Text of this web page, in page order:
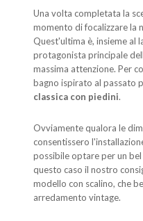
Una volta completata la
momento di focalizzare la
Quest'ultima è, insieme al
protagonista principale
massima attenzione. Per
bagno ispirato al passato
classica con piedini.
Ovviamente qualora le
consentissero
possibile optare per un
questo caso il nostro
modello con scalino, che
arredamento vintage.